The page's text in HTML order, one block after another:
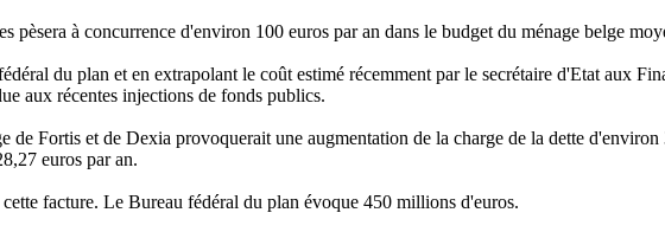
pèsera à concurrence d'environ 100 euros par an dans le budget du ménage belge
du plan et en extrapolant le coût estimé récemment par le secrétaire d'Etat aux
aux récentes injections de fonds publics.
de Fortis et de Dexia provoquerait une augmentation de la charge de la dette
euros par an.
facture. Le Bureau fédéral du plan évoque 450 millions d'euros.